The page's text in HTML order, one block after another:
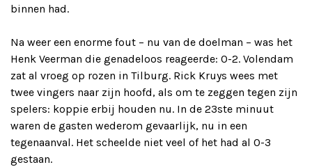
binnen had.
Na weer een enorme fout – nu van de doelman – was het
Henk Veerman die genadeloos reageerde: 0-2. Volendam
zat al vroeg op rozen in Tilburg. Rick Kruys wees met
twee vingers naar zijn hoofd, als om te zeggen tegen zijn
spelers: koppie erbij houden nu. In de 23ste minuut
waren de gasten wederom gevaarlijk, nu in een
tegenaanval. Het scheelde niet veel of het had al 0-3
gestaan.